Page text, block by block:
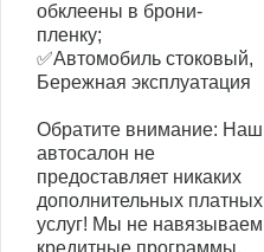
обклеены в брони-
пленку;
✅Автомобиль стоковый,
Бережная эксплуатация
Обратите внимание: Наш
автосалон не
предоставляет никаких
дополнительных платных
услуг! Мы не навязываем
кредитные программы,